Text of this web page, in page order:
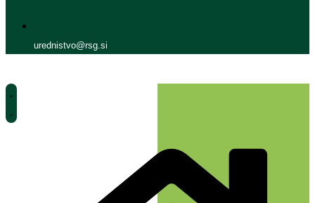
urednistvo@rsg.si